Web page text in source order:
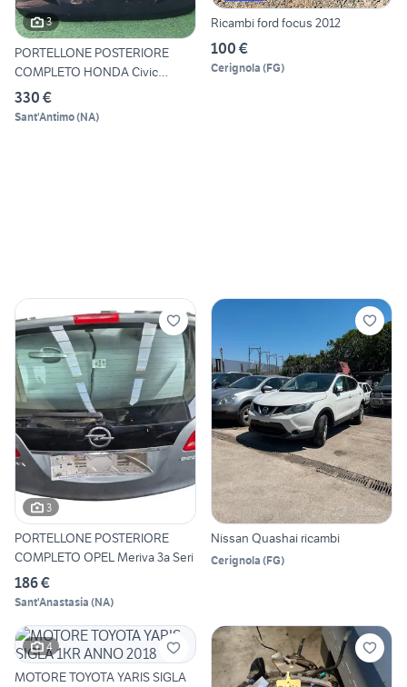
3
PORTELLONE POSTERIORE
COMPLETO HONDA Civic
Berlina
330 €
Sant'Antimo(NA)
Ricambi ford focus 2012
100 €
Cerignola (FG)
3
PORTELLONE POSTERIORE
COMPLETO OPEL Meriva 3a Seri
186 €
Sant'Anastasia (NA)
Nissan Quashai ricambi
Cerignola (FG)
4
MOTORE TOYOTA YARIS SIGLA